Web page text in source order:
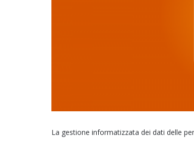
La gestione informatizzata dei dati delle